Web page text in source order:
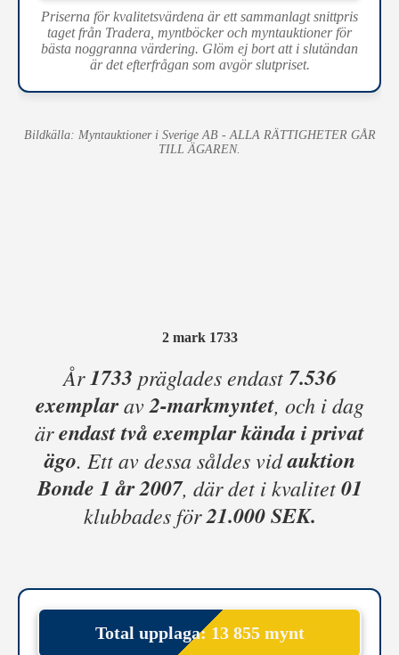
Priserna för kvalitetsvärdena är ett sammanlagt snittpris
taget från Tradera, myntböcker och myntauktioner för
bästa noggranna värdering. Glöm ej bort att i slutändan
är det efterfrågan som avgör slutpriset.
Bildkälla: Myntauktioner i Sverige AB - ALLA RÄTTIGHETER GÅR
TILL ÄGAREN.
2 mark 1733
År1733 präglades endast 7.536
exemplarav2-markmyntet, och i dag
ärendast två exemplar kända i privat
ägo. Ett av dessa såldes vidauktion
Bonde 1 år 2007, där det i kvalitet01
klubbades för21.000 SEK.
Total upplaga: 13 855 mynt